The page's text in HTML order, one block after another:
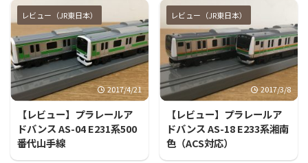
レビュー（JR東日本）
2017/4/21
【レビュー】プラレールア
ドバンス AS-04 E231系500
番代山手線
レビュー（JR東日本）
2017/3/8
【レビュー】プラレールア
ドバンス AS-18 E233系湘南
色（ACS対応）